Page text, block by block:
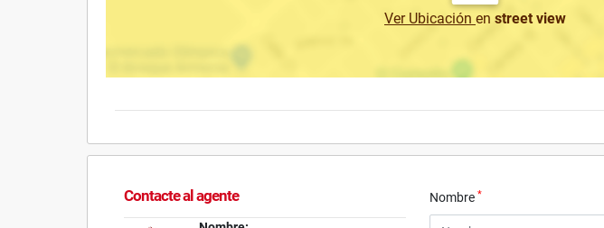
Ver Ubicación en street view
Contacte al agente Nombre*